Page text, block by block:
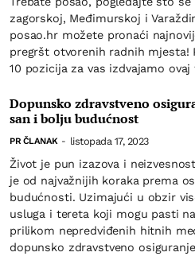
zagorskoj, Međimurskoj i
posao.hr možete pronaći
pregršt otvorenih radnih mjesta!
10 pozicija za vas izdvajamo ovaj
Dopunsko zdravstveno
san i bolju budućnost
PR ČLANAK - listopada 17, 2023
Život je pun izazova i
je od najvažnijih koraka prema
budućnosti. Uzimajući u obzir
usluga i tereta koji mogu pasti
prilikom nepredviđenih hitnih
dopunsko zdravstveno